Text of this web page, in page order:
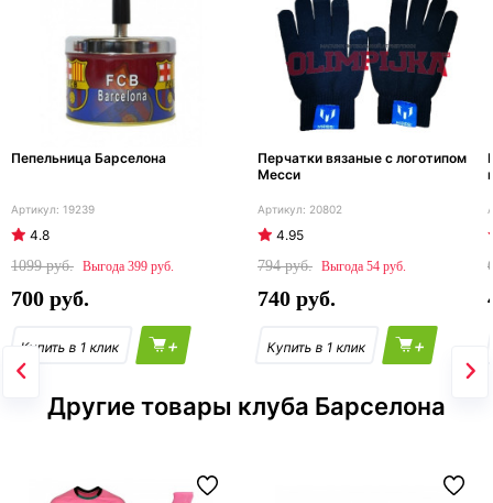
Пепельница Барселона
19239
4.8
1099
399
700
+
Перчатки вязаные с логотипом
Месси
20802
4.95
794
54
740
+
Другие товары клуба Барселона